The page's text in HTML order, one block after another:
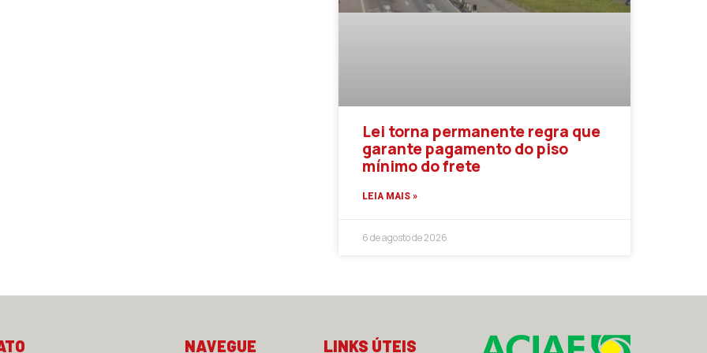
Lei torna permanente regra que
garante pagamento do piso
mínimo do frete
LEIA MAIS »
6 de agosto de 2026
NAVEGUE LINKS ÚTEIS